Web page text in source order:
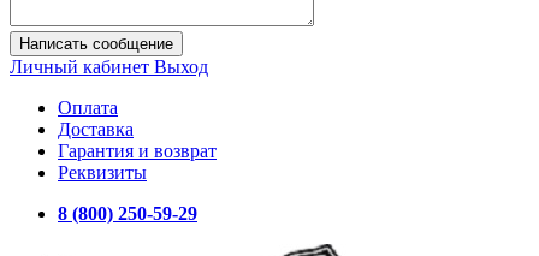
Написать сообщение
Личный кабинет Выход
Оплата
Доставка
Гарантия и возврат
Реквизиты
8 (800) 250-59-29